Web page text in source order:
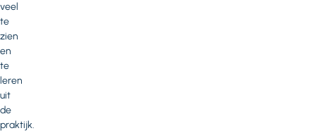
veel
te
zien
en
te
leren
uit
de
praktijk.